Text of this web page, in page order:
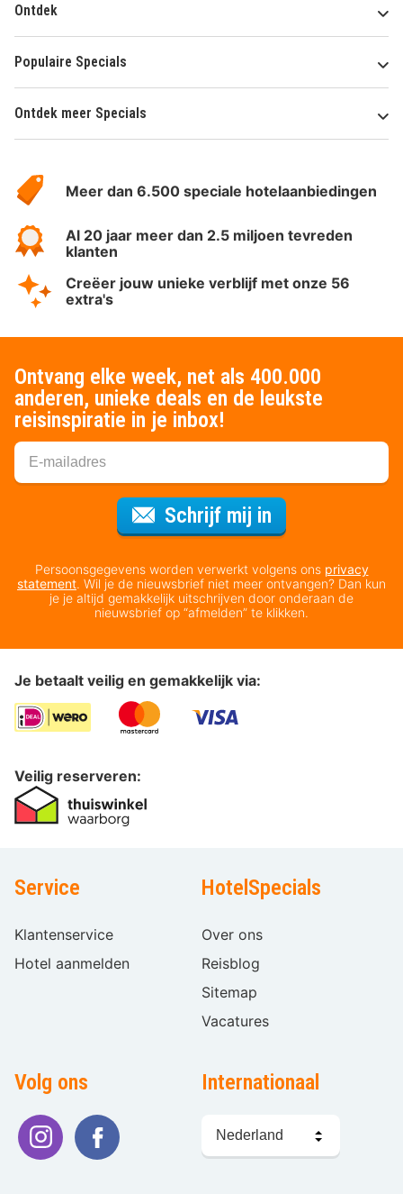
Ontdek
Populaire Specials
Ontdek meer Specials
HotelSpecials
Meer dan 6.500 speciale hotelaanbiedingen
Al 20 jaar meer dan 2.5 miljoen tevreden
klanten
Creëer jouw unieke verblijf met onze 56
extra's
Ontvang elke week, net als 400.000
anderen, unieke deals en de leukste
reisinspiratie in je inbox!
Schrijf mij in
Persoonsgegevens worden verwerkt volgens ons privacy
statement. Wil je de nieuwsbrief niet meer ontvangen? Dan kun
je je altijd gemakkelijk uitschrijven door onderaan de
nieuwsbrief op “afmelden” te klikken.
Je betaalt veilig en gemakkelijk via:
Veilig reserveren:
Service
Klantenservice
Hotel aanmelden
HotelSpecials
Over ons
Reisblog
Sitemap
Vacatures
Volg ons Internationaal
kiezen